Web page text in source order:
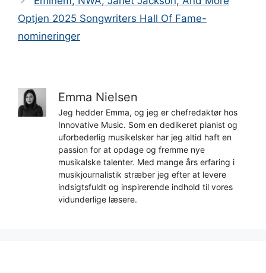
Optjen 2025 Songwriters Hall Of Fame-
nomineringer
Emma Nielsen
Jeg hedder Emma, og jeg er chefredaktør hos
Innovative Music. Som en dedikeret pianist og
uforbederlig musikelsker har jeg altid haft en
passion for at opdage og fremme nye
musikalske talenter. Med mange års erfaring i
musikjournalistik stræber jeg efter at levere
indsigtsfuldt og inspirerende indhold til vores
vidunderlige læsere.